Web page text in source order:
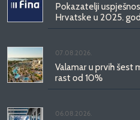
Pokazatelji
Hrvatske u 2025.
07.08.2026.
Valamar u prvih šest
rast od 10%
06.08.2026.